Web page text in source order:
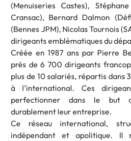
(Menuiseries Castes),
Cransac), Bernard Dalmon
(Bennes JPM), Nicolas Tournois
dirigeants emblématiques du
Créée en 1987 ans par Pierre
près de 6 700 dirigeants
plus de 10 salariés, répartis dans
à l’international. Ces
perfectionner dans le but
durablement leur entreprise.
Ce réseau international,
indépendant et apolitique. Il